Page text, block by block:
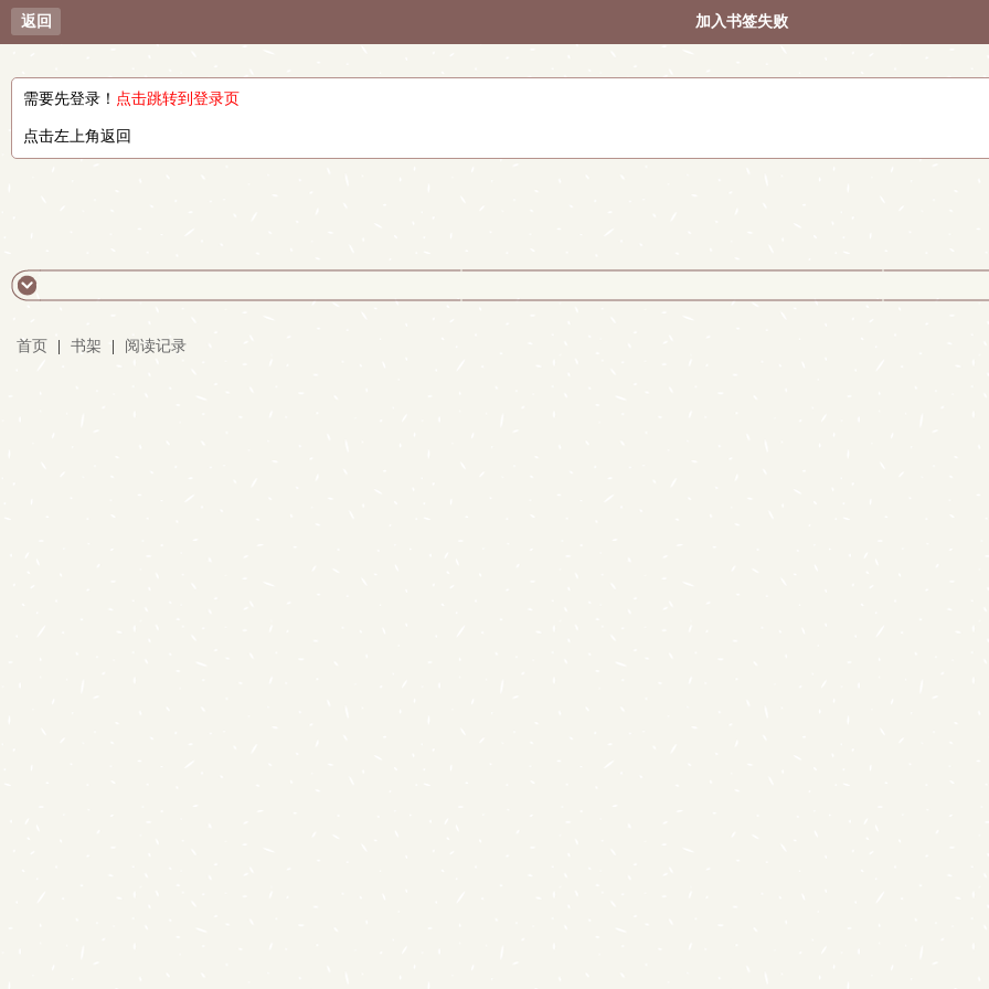
返回 加入书签失败
需要先登录！ 点击跳转到登录页
点击左上角返回
首页 书架 阅读记录